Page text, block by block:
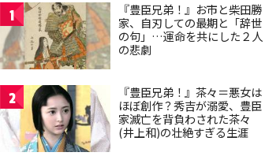
1
『豊臣兄弟！』お市と柴田勝
家、自刃しての最期と「辞世
の句」…運命を共にした２人
の悲劇
2
『豊臣兄弟！』茶々＝悪女は
ほぼ創作？秀吉が溺愛、豊臣
家滅亡を背負わされた茶々
(井上和)の壮絶すぎる生涯